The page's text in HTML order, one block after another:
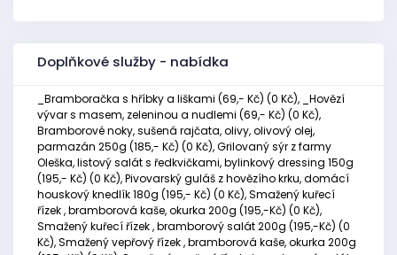
Doplňkové služby - nabídka
_Bramboračka s hříbky a liškami (69,- Kč) (0 Kč), _Hovězí
vývar s masem, zeleninou a nudlemi (69,- Kč) (0 Kč),
Bramborové noky, sušená rajčata, olivy, olivový olej,
parmazán 250g (185,- Kč) (0 Kč), Grilovaný sýr z farmy
Oleška, listový salát s ředkvičkami, bylinkový dressing 150g
(195,- Kč) (0 Kč), Pivovarský guláš z hovězího krku, domácí
houskový knedlík 180g (195,- Kč) (0 Kč), Smažený kuřecí
řízek , bramborová kaše, okurka 200g (195,-Kč) (0 Kč),
Smažený kuřecí řízek , bramborový salát 200g (195,-Kč) (0
Kč), Smažený vepřový řízek , bramborová kaše, okurka 200g